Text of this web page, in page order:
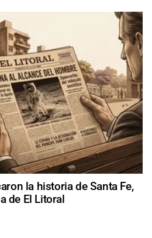
la historia de Santa Fe,
de El Litoral